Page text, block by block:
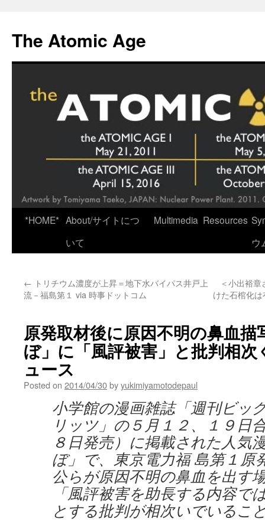
content
The Atomic Age
*HOME* About/サイトにつ
いて
Multimedia Resources
ウ
← トリチウム濃度が上昇＝地下水バイパス井戸上
流－福島第１ via 時事ドットコム
＜小出裕
けた石棺化
原発取材後に原因不明の鼻血
ぼ」に「風評被害」と批判相
ュース
Posted on 2014/04/30byyukimiyamotodepaul
小学館の漫画雑誌「週刊ビッ
リッツ」の５月１２、１９日
８日発売）に掲載された人気
ぼ」で、東京電力福 島第１原
公らが原因不明の鼻血を出す
「風評被害を助長する内容で
とする批判が相次いでいるこ